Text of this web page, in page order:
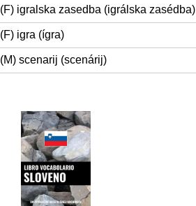
(F) igralska zasedba (igrálska zasédba)
(F) igra (ígra)
(M) scenarij (scenárij)